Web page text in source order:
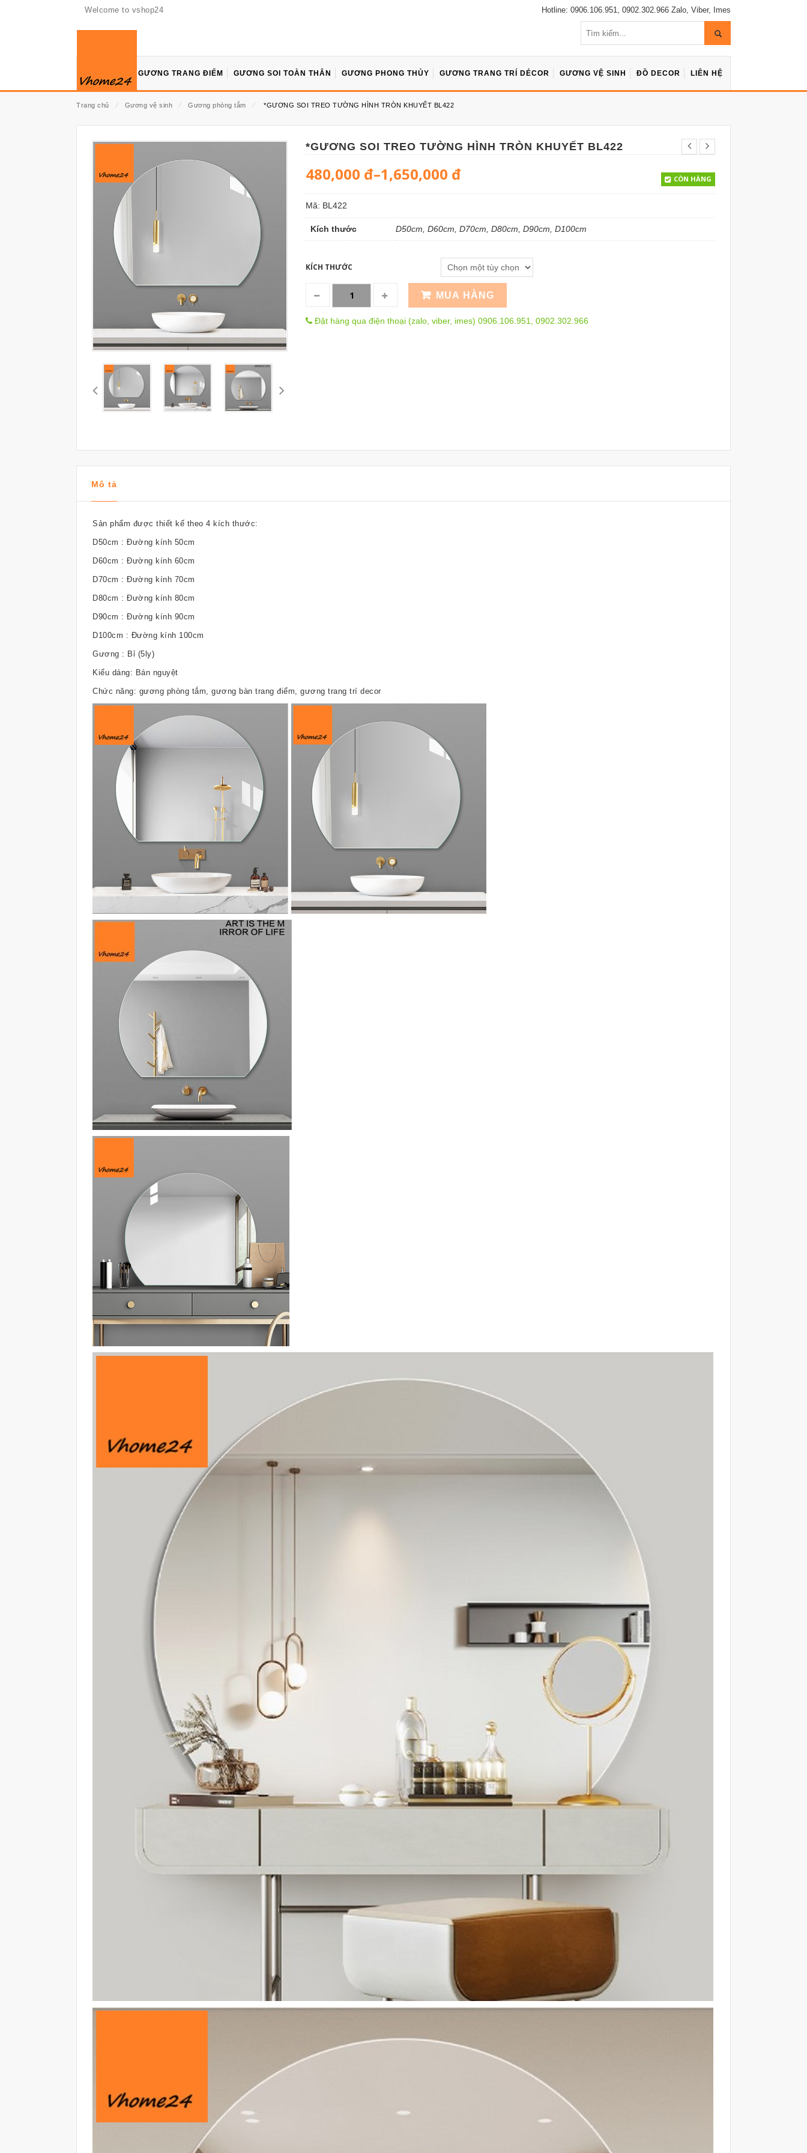
Welcome to vshop24 Hotline: 0906.106.951, 0902.302.966 Zalo, Viber, Imes
GƯƠNG TRANG ĐIỂM GƯƠNG SOI TOÀN THÂN GƯƠNG PHONG THỦY GƯƠNG TRANG TRÍ DÉCOR GƯƠNG VỆ SINH ĐỒ DECOR LIÊN HỆ
Trang chủ ⁄ Gương vệ sinh ⁄ Gương phòng tắm ⁄ *GƯƠNG SOI TREO TƯỜNG HÌNH TRÒN KHUYẾT BL422
*GƯƠNG SOI TREO TƯỜNG HÌNH TRÒN KHUYẾT BL422
480,000 đ–1,650,000 đ CÒN HÀNG
Mã: BL422
Kích thước D50cm, D60cm, D70cm, D80cm, D90cm, D100cm
KÍCH THƯỚC
MUA HÀNG
Đặt hàng qua điện thoại (zalo, viber, imes) 0906.106.951, 0902.302.966
Mô tả
Sản phẩm được thiết kế theo 4 kích thước:
D50cm : Đường kính 50cm
D60cm : Đường kính 60cm
D70cm : Đường kính 70cm
D80cm : Đường kính 80cm
D90cm : Đường kính 90cm
D100cm : Đường kính 100cm
Gương : Bỉ (5ly)
Kiểu dáng: Bán nguyệt
Chức năng: gương phòng tắm, gương bàn trang điểm, gương trang trí decor